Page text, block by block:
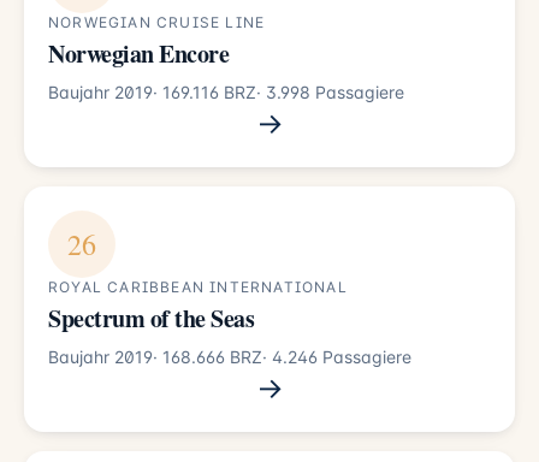
NORWEGIAN CRUISE LINE
Norwegian Encore
Baujahr 2019· 169.116 BRZ· 3.998 Passagiere
→
26
ROYAL CARIBBEAN INTERNATIONAL
Spectrum of the Seas
Baujahr 2019· 168.666 BRZ· 4.246 Passagiere
→